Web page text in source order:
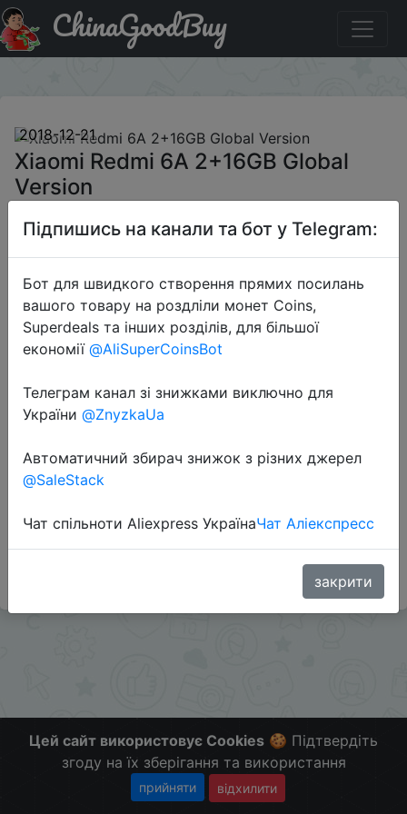
Придбати Xiaomi Redmi 6A 2+16GB Global Version
ChinaGoodBuy
2018-12-21
Xiaomi Redmi 6A 2+16GB Global
Version
$99.99
Sale
Перейти до магазину
Додаткова інформація відсутня.
каналі:
Цей сайт використовує Cookies 🍪 Підтвердіть
згоду на їх зберігання та використання
прийняти відхилити
Підпишись на канали та бот у Telegram:
Бот для швидкого створення прямих посилань
вашого товару на роздліли монет Coins,
Superdeals та інших розділів, для більшої
економії @AliSuperCoinsBot
Телеграм канал зі знижками виключно для
України @ZnyzkaUa
Автоматичний збирач знижок з різних джерел
@SaleStack
Чат спільноти Aliexpress УкраїнаЧат Аліекспресс
закрити